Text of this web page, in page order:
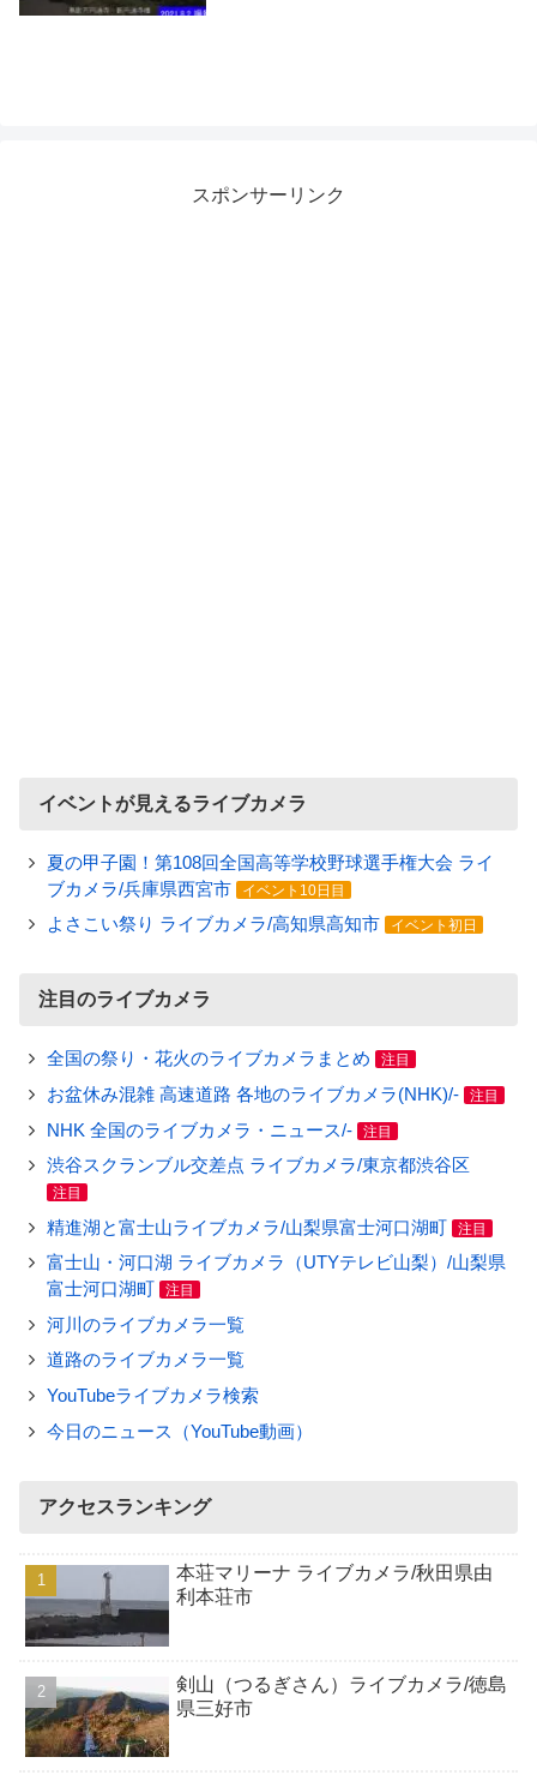
スポンサーリンク
イベントが見えるライブカメラ
夏の甲子園！第108回全国高等学校野球選手権大会 ライ
ブカメラ/兵庫県西宮市
イベント10日目
よさこい祭り ライブカメラ/高知県高知市 イベント初日
注目のライブカメラ
全国の祭り・花火のライブカメラまとめ 注目
お盆休み混雑 高速道路 各地のライブカメラ(NHK)/- 注目
NHK 全国のライブカメラ・ニュース/- 注目
渋谷スクランブル交差点 ライブカメラ/東京都渋谷区
注目
精進湖と富士山ライブカメラ/山梨県富士河口湖町 注目
富士山・河口湖 ライブカメラ（UTYテレビ山梨）/山梨県
富士河口湖町
注目
河川のライブカメラ一覧
道路のライブカメラ一覧
YouTubeライブカメラ検索
今日のニュース（YouTube動画）
アクセスランキング
本荘マリーナ ライブカメラ/秋田県由
利本荘市
剣山（つるぎさん）ライブカメラ/徳島
県三好市